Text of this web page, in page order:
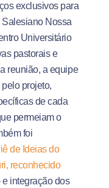
exclusivos para
Nossa
Universitário
pastorais e
reunião, a equipe
projeto,
de cada
permeiam o
foi
de Ideias do
reconhecido
integração dos